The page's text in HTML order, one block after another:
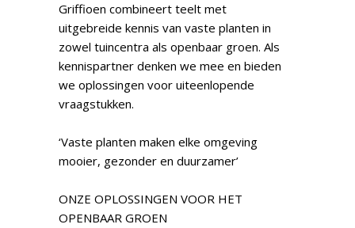
Griffioen combineert teelt met
uitgebreide kennis van vaste planten in
zowel tuincentra als openbaar groen. Als
kennispartner denken we mee en bieden
we oplossingen voor uiteenlopende
vraagstukken.
‘Vaste planten maken elke omgeving
mooier, gezonder en duurzamer’
ONZE OPLOSSINGEN VOOR HET
OPENBAAR GROEN